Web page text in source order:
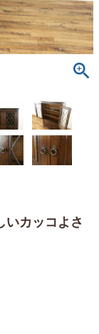
いカッコよさ